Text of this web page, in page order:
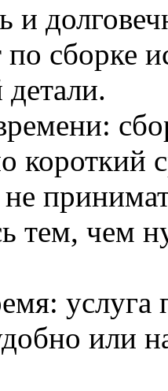
и
по сборке
короткий
тем, чем
услуга
или